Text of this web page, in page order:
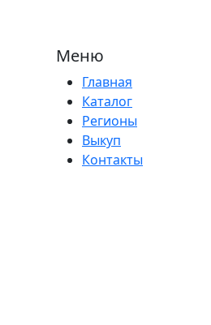
Меню
Главная
Каталог
Регионы
Выкуп
Контакты